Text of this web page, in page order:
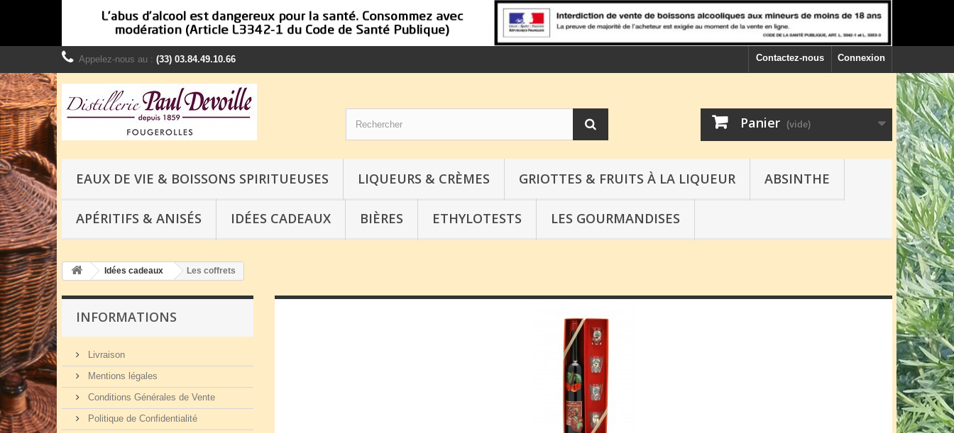
Connexion
Contactez-nous
Appelez-nous au : (33) 03.84.49.10.66
Panier (vide)
EAUX DE VIE & BOISSONS SPIRITUEUSES LIQUEURS & CRÈMES GRIOTTES & FRUITS À LA LIQUEUR ABSINTHE
APÉRITIFS & ANISÉS IDÉES CADEAUX BIÈRES ETHYLOTESTS LES GOURMANDISES
Idées cadeaux Les coffrets
INFORMATIONS
Livraison
Mentions légales
Conditions Générales de Vente
Politique de Confidentialité